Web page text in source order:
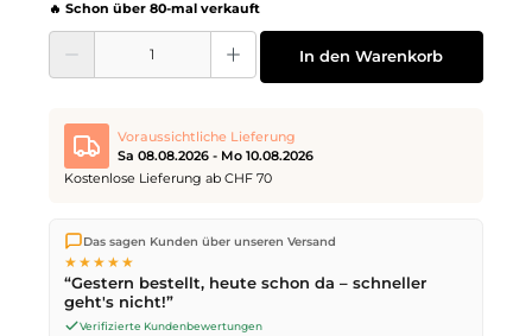
🔥 Schon über 80-mal verkauft
Produkt Anzahl: Gib den gewünschten Wert ein oder benutze die
In den Warenkorb
Voraussichtliche Lieferung
Sa 08.08.2026 - Mo 10.08.2026
Kostenlose Lieferung ab CHF 70
Wir versenden direkt aus unserem Lager in Kriens. Ab
ist die Lieferung kostenlos. Bestellungen bis
werden noch am selben Tag versendet – Zustellung am
nächsten Werktagmit der Schweizerischen Post.
Samstagszustellung am
bisFreitag, 17 Uhr.
Das sagen Kunden über unseren Versand
★★★★★
“Gestern bestellt, heute schon da – schneller
geht's nicht!”
Verifizierte Kundenbewertungen